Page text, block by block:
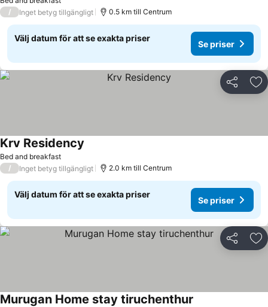
/ Inget betyg tillgängligt 0.5 km till Centrum
Välj datum för att se exakta priser
Se priser
Dela
Bed and breakfast
Krv Residency
/ Inget betyg tillgängligt 2.0 km till Centrum
Välj datum för att se exakta priser
Se priser
Dela
Murugan Home stay tiruchenthur